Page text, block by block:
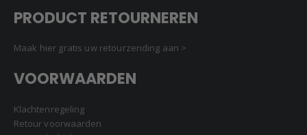
PRODUCT RETOURNEREN
Maak hier gratis uw retourzending aan >
VOORWAARDEN
Klachtenregeling
Retour voorwaarden